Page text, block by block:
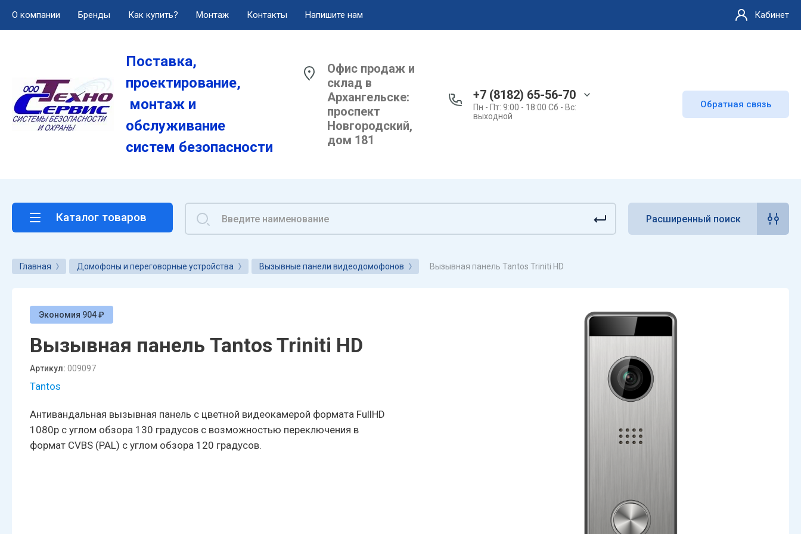
Лицензии
Реквизиты
О компании Бренды Как купить? Монтаж Контакты Напишите нам Кабинет
Поставка,
проектирование,
монтаж и
обслуживание
систем безопасности
Офис продаж и
склад в
Архангельске:
проспект
Новгородский,
дом 181
+7 (8182) 65-56-70
Пн - Пт: 9:00 - 18:00 Сб - Вс:
выходной
Обратная связь
Каталог товаров Расширенный поиск
Главная Домофоны и переговорные устройства Вызывные панели видеодомофонов Вызывная панель Tantos Triniti HD
Экономия 904 ₽
Вызывная панель Tantos Triniti HD
Артикул: 009097
Tantos
Антивандальная вызывная панель с цветной видеокамерой формата FullHD
1080p с углом обзора 130 градусов с возможностью переключения в
формат CVBS (PAL) с углом обзора 120 градусов.